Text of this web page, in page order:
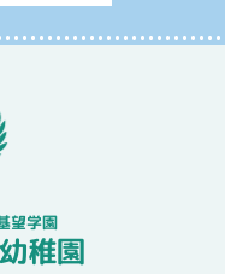
望学園
稚園